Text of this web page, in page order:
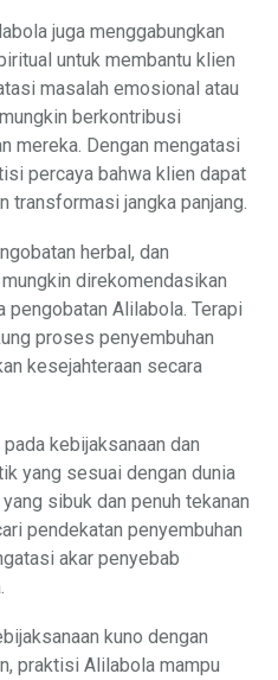
juga menggabungkan
untuk membantu klien
masalah emosional atau
berkontribusi
mereka. Dengan mengatasi
percaya bahwa klien dapat
transformasi jangka panjang.
herbal, dan
direkomendasikan
pengobatan Alilabola. Terapi
proses penyembuhan
kesejahteraan secara
kebijaksanaan dan
yang sesuai dengan dunia
sibuk dan penuh tekanan
pendekatan penyembuhan
akar penyebab
kuno dengan
praktisi Alilabola mampu